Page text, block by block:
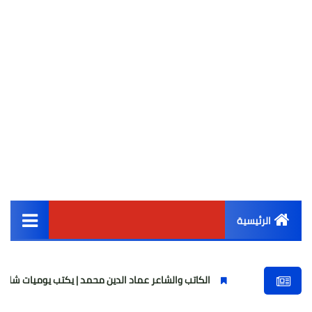
الرئيسية
أخبار مصر
الكاتب والشاعر عماد الدين محمد | يكتب يوميات شاعر وقصيدة :